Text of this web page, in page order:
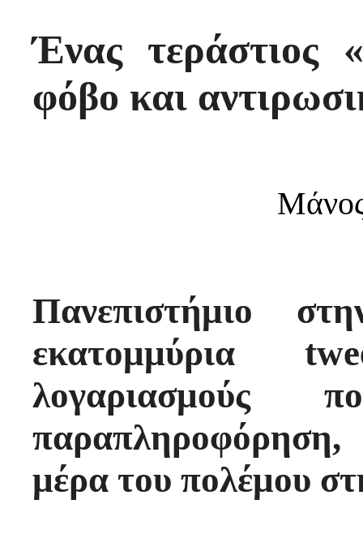
Ένας τεράστιος
φόβο και
Πανεπιστήμιο
εκατομμύρια
λογαριασμούς
μέρα του πολέμου